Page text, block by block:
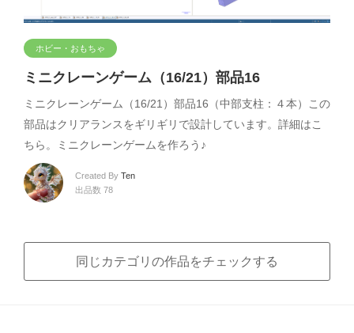
ホビー・おもちゃ
ミニクレーンゲーム（16/21）部品16
ミニクレーンゲーム（16/21）部品16（中部支柱：４本）この
部品はクリアランスをギリギリで設計しています。詳細はこ
ちら。ミニクレーンゲームを作ろう♪
Created By Ten
出品数 78
同じカテゴリの作品をチェックする